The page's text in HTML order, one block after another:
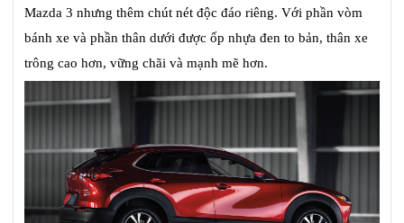
Mazda 3 nhưng thêm chút nét độc đáo riêng. Với phần vòm
bánh xe và phần thân dưới được ốp nhựa đen to bản, thân xe
trông cao hơn, vững chãi và mạnh mẽ hơn.